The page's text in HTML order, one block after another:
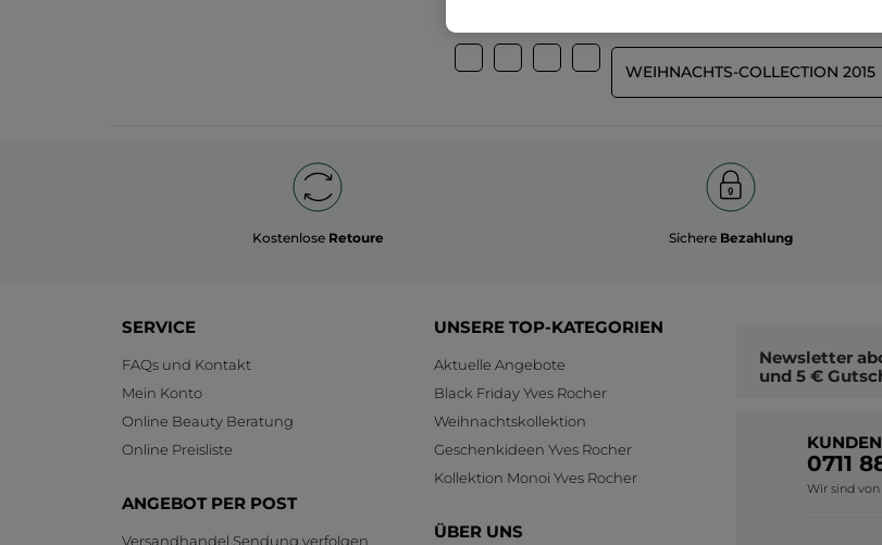
WEIHNACHTS-COLLECTION 2015
Kostenlose Retoure Sichere Bezahlung
SERVICE
FAQs und Kontakt
Mein Konto
Online Beauty Beratung
Online Preisliste
ANGEBOT PER POST
Versandhandel Sendung verfolgen
UNSERE TOP-KATEGORIEN
Aktuelle Angebote
Black Friday Yves Rocher
Weihnachtskollektion
Geschenkideen Yves Rocher
Kollektion Monoi Yves Rocher
ÜBER UNS
Newsletter
und 5 €
0711
Wir sind